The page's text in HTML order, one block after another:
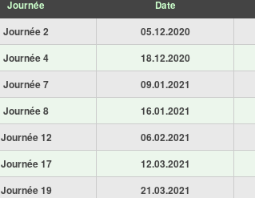
Journée Date
Journée 2 05.12.2020
Journée 4 18.12.2020
Journée 7 09.01.2021
Journée 8 16.01.2021
Journée 12 06.02.2021
Journée 17 12.03.2021
Journée 19 21.03.2021